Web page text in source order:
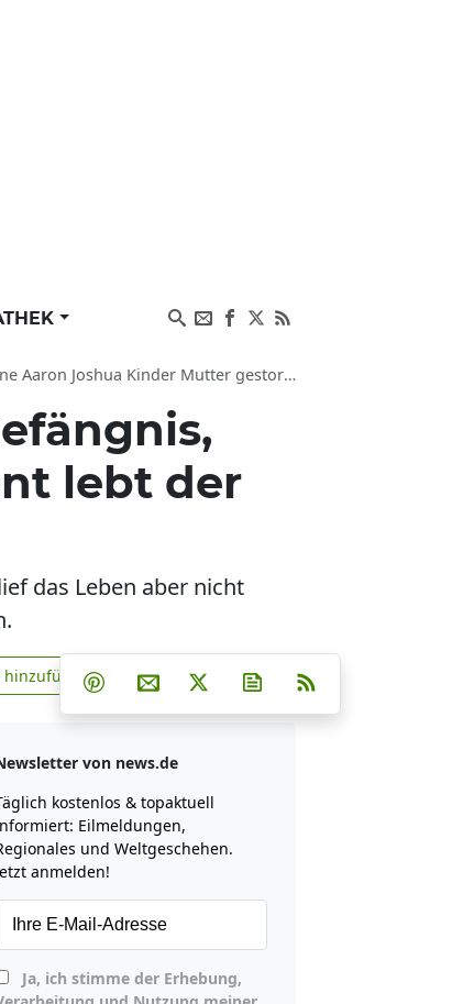
Mutter gestorben von Sänger Schauspieler
lebt der
das Leben aber nicht
zu Google hinzufügen
hinzufügen Teilen auf Facebook
Teilen auf Whatsapp
Teilen auf Telegram
Teilen auf Pinterest
Per E-Mail teilen
Post auf XNewsletter
von news.de
kostenlos & topaktuell
Eilmeldungen,
und Weltgeschehen.
anmelden!